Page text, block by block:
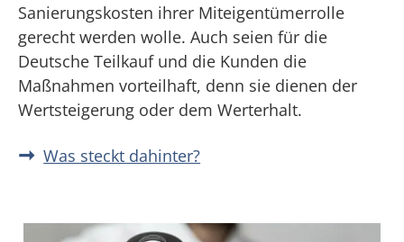
Sanierungskosten ihrer Miteigentümerrolle
gerecht werden wolle. Auch seien für die
Deutsche Teilkauf und die Kunden die
Maßnahmen vorteilhaft, denn sie dienen der
Wertsteigerung oder dem Werterhalt.
Was steckt dahinter?